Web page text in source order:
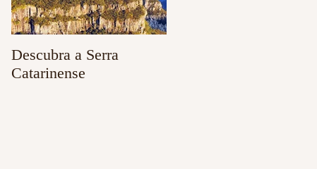
Descubra a Serra
Catarinense